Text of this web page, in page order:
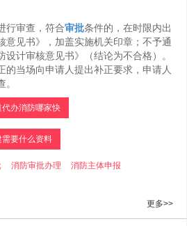
行审查，符合审批条件的，在时限内出
意见书》，加盖实施机关印章；不予通
计审核意见书》（结论为不合格）。
的当场向申请人提出补正要求，申请人
办消防哪家快
要什么资料
消防审批办理 消防主体申报
更多>>